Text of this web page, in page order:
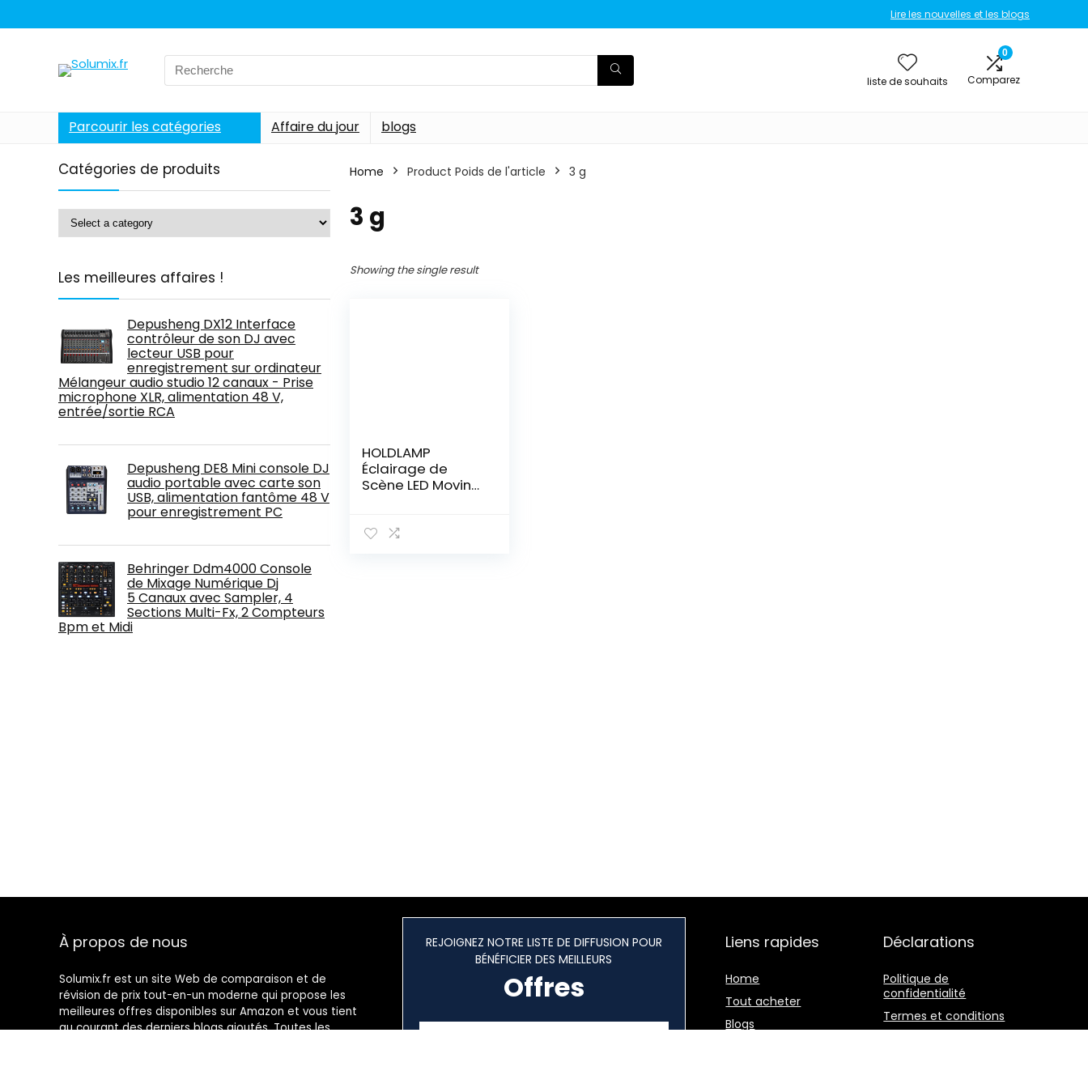
Lire les nouvelles et les blogs
Search
for:
liste de souhaits
0
Comparez
Parcourir les catégories Affaire du jour blogs
Catégories de produits
Les meilleures affaires !
Depusheng DX12 Interface
contrôleur de son DJ avec
lecteur USB pour
enregistrement sur ordinateur
Mélangeur audio studio 12 canaux - Prise
microphone XLR, alimentation 48 V,
entrée/sortie RCA
Depusheng DE8 Mini console DJ
audio portable avec carte son
USB, alimentation fantôme 48 V
pour enregistrement PC
Behringer Ddm4000 Console
de Mixage Numérique Dj
5 Canaux avec Sampler, 4
Sections Multi-Fx, 2 Compteurs
Bpm et Midi
Home Product Poids de l'article ‎3 g
‎3 g
Showing the single result
HOLDLAMP
Éclairage de
Scène LED Moving
uminaires à Tête
À propos de nous
Solumix.fr est un site Web de comparaison et de
révision de prix tout-en-un moderne qui propose les
meilleures offres disponibles sur Amazon et vous tient
au courant des derniers blogs ajoutés. Toutes les
REJOIGNEZ NOTRE LISTE DE DIFFUSION POUR
BÉNÉFICIER DES MEILLEURS
Offres
Liens rapides
Home
Tout acheter
Blogs
Déclarations
Politique de
confidentialité
Termes et conditions